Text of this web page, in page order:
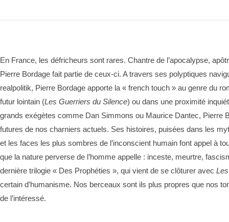
En France, les défricheurs sont rares. Chantre de l’apocalypse,
Pierre Bordage fait partie de ceux-ci. A travers ses polyptiques
realpolitik, Pierre Bordage apporte la « french touch » au genre du
futur lointain (Les Guerriers du Silence) ou dans une proximité
grands exégètes comme Dan Simmons ou Maurice Dantec, Pierre
futures de nos charniers actuels. Ses histoires, puisées dans les
et les faces les plus sombres de l’inconscient humain font appel à
que la nature perverse de l’homme appelle : inceste, meurtre,
dernière trilogie « Des Prophéties », qui vient de se clôturer avec
certain d’humanisme. Nos berceaux sont ils plus propres que nos
de l’intéressé.